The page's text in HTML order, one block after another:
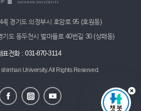
경기도 의정부시 호암로 95 (호원동)
도 동두천시 벌마들로 40번길 30 (상패동)
표전화 : 031-870-3114
University.All Rights Reserved.